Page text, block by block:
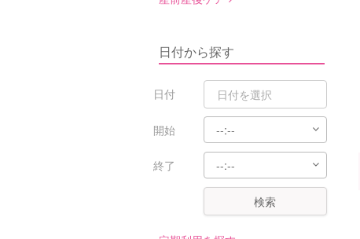
日付から探す
日付
開始
終了
検索